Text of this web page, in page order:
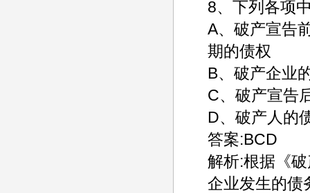
8、下列各项
A、破产宣告
期的债权
B、破产企业
C、破产宣告
D、破产人的
答案:BCD
解析:根据《
企业发生的债